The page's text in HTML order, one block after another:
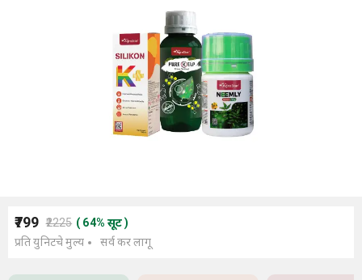
₹799 ₹2225 ( 64% सूट)
प्रति युनिटचे मुल्य
सर्व कर लागू